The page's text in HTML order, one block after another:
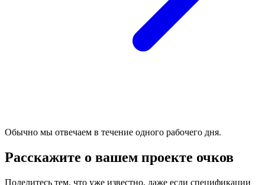
Обычно мы отвечаем в течение одного рабочего дня.
Расскажите о вашем проекте очков
Поделитесь тем, что уже известно, даже если спецификации